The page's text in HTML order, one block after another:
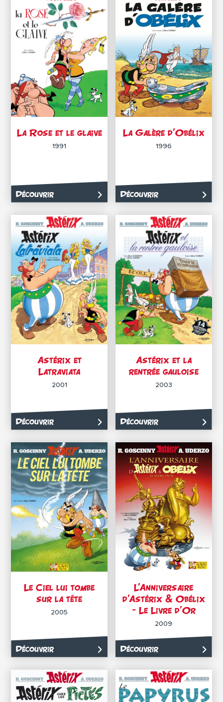
La Rose et le glaive
1991
Découvrir
La Galère d’Obélix
1996
Découvrir
Astérix et
Latraviata
2001
Découvrir
Astérix et la
rentrée gauloise
2003
Découvrir
Le Ciel lui tombe
sur la tête
2005
Découvrir
L’Anniversaire
d’Astérix & Obélix
– Le Livre d’Or
2009
Découvrir